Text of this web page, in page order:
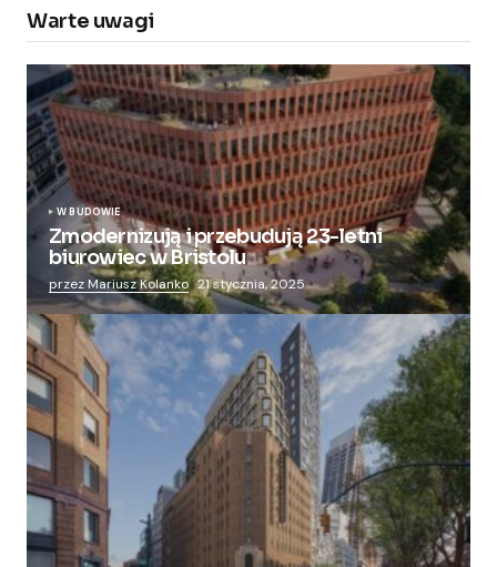
Warte uwagi
W BUDOWIE
Zmodernizują i przebudują 23-letni
biurowiec w Bristolu
przez Mariusz Kolanko 21 stycznia, 2025
Zmieniają więzienie dla kobiet w nowoczesny
apartamentowiec